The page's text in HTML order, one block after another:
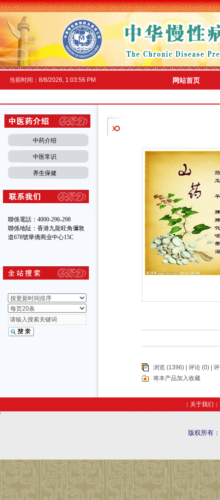
网站首页
当前时间： 8/8/2026, 1:03:57 PM
中药介绍
中医常识
养生保健
聯係電話：4000-296-298
聯係地阯：香港九龍旺角彌敦
道678號華僑商业中心15C
浏览 (1396) | 评论 (0) |
将本产品加入收藏
| 关于我们 |
版权所有